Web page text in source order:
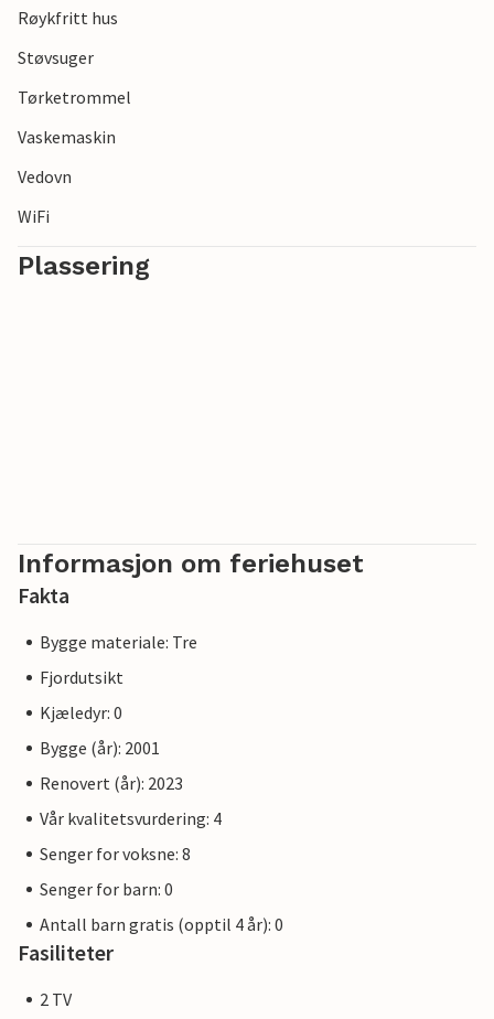
Røykfritt hus
Støvsuger
Tørketrommel
Vaskemaskin
Vedovn
WiFi
Plassering
Informasjon om feriehuset
Fakta
Bygge materiale: Tre
Fjordutsikt
Kjæledyr: 0
Bygge (år): 2001
Renovert (år): 2023
Vår kvalitetsvurdering: 4
Senger for voksne: 8
Senger for barn: 0
Antall barn gratis (opptil 4 år): 0
Fasiliteter
2 TV